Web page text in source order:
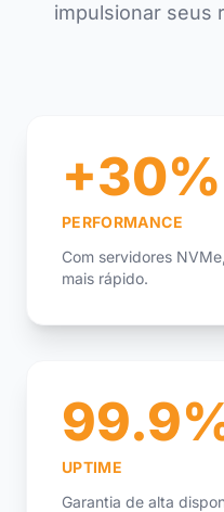
impulsionar seus
+30%
PERFORMANCE
Com servidores
mais rápido.
UPTIME
Garantia de alta